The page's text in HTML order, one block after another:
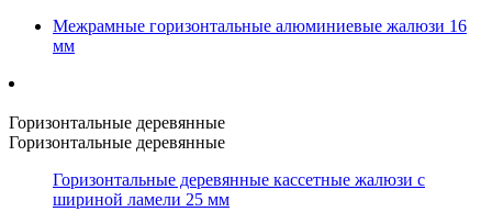
Межрамные горизонтальные алюминиевые жалюзи 16
мм
Горизонтальные деревянные
Горизонтальные деревянные
Горизонтальные деревянные кассетные жалюзи с
шириной ламели 25 мм